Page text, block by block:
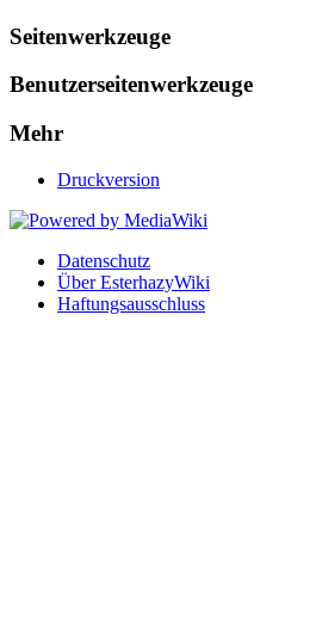
Seitenwerkzeuge
Benutzerseitenwerkzeuge
Mehr
Druckversion
Datenschutz
Über EsterhazyWiki
Haftungsausschluss